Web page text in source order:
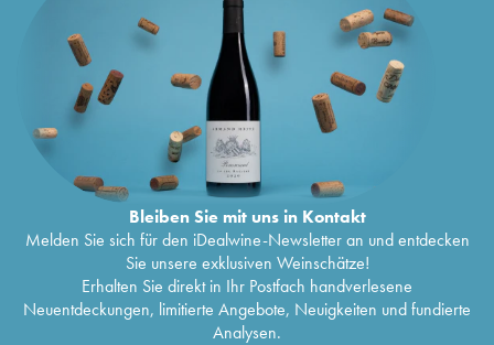
Bleiben Sie mit uns in Kontakt
Melden Sie sich für den iDealwine-Newsletter an und entdecken
Sie unsere exklusiven Weinschätze!
Erhalten Sie direkt in Ihr Postfach handverlesene
Neuentdeckungen, limitierte Angebote, Neuigkeiten und fundierte
Analysen.